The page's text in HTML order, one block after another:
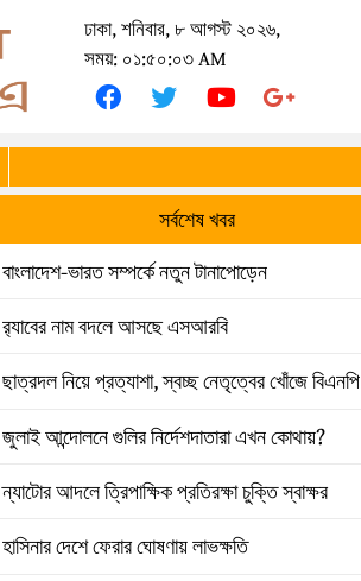
ঢাকা, শনিবার, ৮ আগস্ট ২০২৬,
সময়: ০১:৫০:০৩ AM
সর্বশেষ খবর
বাংলাদেশ-ভারত সম্পর্কে নতুন টানাপোড়েন
র‍্যাবের নাম বদলে আসছে এসআরবি
ছাত্রদল নিয়ে প্রত্যাশা, স্বচ্ছ নেতৃত্বের খোঁজে বিএনপি
জুলাই আন্দোলনে গুলির নির্দেশদাতারা এখন কোথায়?
ন্যাটোর আদলে ত্রিপাক্ষিক প্রতিরক্ষা চুক্তি স্বাক্ষর
হাসিনার দেশে ফেরার ঘোষণায় লাভক্ষতি